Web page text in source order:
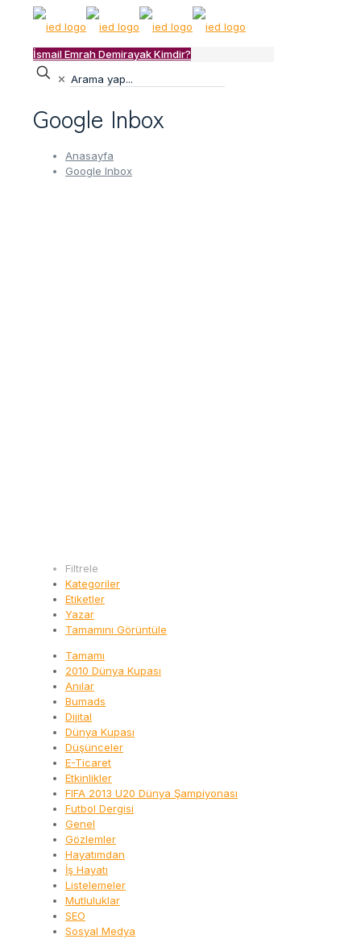
İsmail Emrah Demirayak Kimdir?
✕
Google Inbox
Anasayfa
Google Inbox
Filtrele
Kategoriler
Etiketler
Yazar
Tamamını Görüntüle
Tamamı
2010 Dünya Kupası
Anılar
Bumads
Dijital
Dünya Kupası
Düşünceler
E-Ticaret
Etkinlikler
FIFA 2013 U20 Dünya Şampiyonası
Futbol Dergisi
Genel
Gözlemler
Hayatımdan
İş Hayatı
Listelemeler
Mutluluklar
SEO
Sosyal Medya